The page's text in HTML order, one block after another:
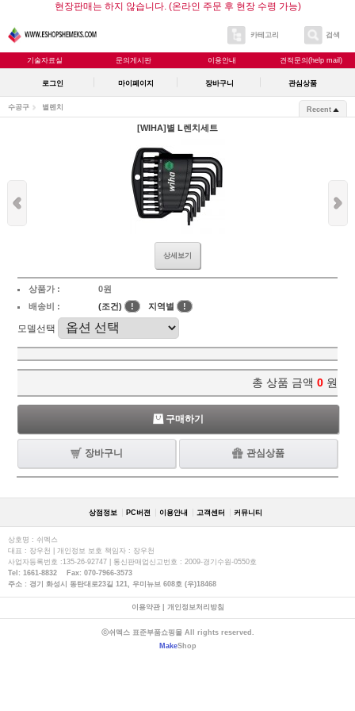
현장판매는 하지 않습니다. (온라인 주문 후 현장 수령 가능)
카테고리 검색
기술자료실 문의게시판 이용안내 견적문의(help mail)
로그인 마이페이지 장바구니 관심상품
수공구 별렌치 Recent
[WIHA]별 L렌치세트
상세보기
상품가 :
0원
배송비 :
(조건) ! 지역별 !
모델선택
총 상품 금액 0 원
구매하기
장바구니 관심상품
상점정보 PC버젼 이용안내 고객센터 커뮤니티
상호명 : 쉬멕스
대표 : 장우천 | 개인정보 보호 책임자 : 장우천
사업자등록번호 :135-26-92747 | 통신판매업신고번호 : 2009-경기수원-0550호
Tel: 1661-8832 Fax: 070-7966-3573
주소 : 경기 화성시 동탄대로23길 121, 우미뉴브 608호 (우)18468
이용약관| 개인정보처리방침
ⓒ쉬멕스 표준부품쇼핑몰 All rights reserved.
MakeShop